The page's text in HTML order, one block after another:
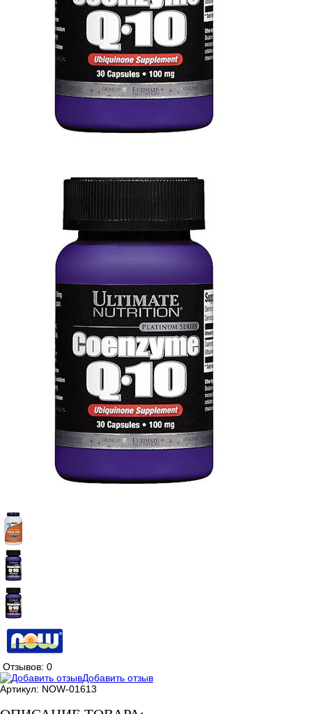
Отзывов: 0
Добавить отзыв
Артикул: NOW-01613